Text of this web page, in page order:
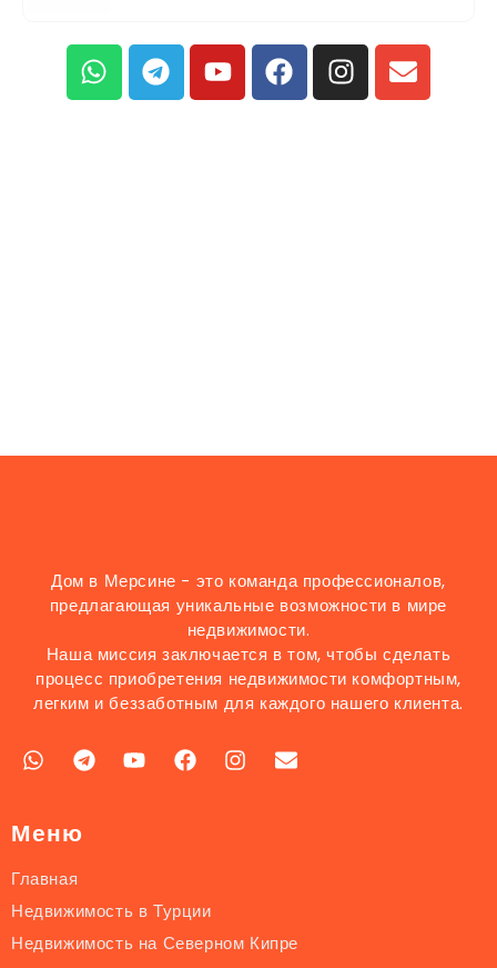
Дом в Мерсине - это команда профессионалов,
предлагающая уникальные возможности в мире
недвижимости.
Наша миссия заключается в том, чтобы сделать
процесс приобретения недвижимости комфортным,
легким и беззаботным для каждого нашего клиента.
Меню
Главная
Недвижимость в Турции
Недвижимость на Северном Кипре